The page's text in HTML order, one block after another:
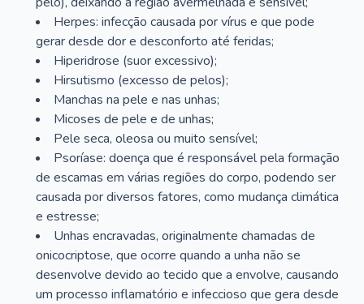
Herpes: infecção causada por vírus e que pode
gerar desde dor e desconforto até feridas;
Hiperidrose (suor excessivo);
Hirsutismo (excesso de pelos);
Manchas na pele e nas unhas;
Micoses de pele e de unhas;
Pele seca, oleosa ou muito sensível;
Psoríase: doença que é responsável pela formação
de escamas em várias regiões do corpo, podendo ser
causada por diversos fatores, como mudança climática
e estresse;
Unhas encravadas, originalmente chamadas de
onicocriptose, que ocorre quando a unha não se
desenvolve devido ao tecido que a envolve, causando
um processo inflamatório e infeccioso que gera desde